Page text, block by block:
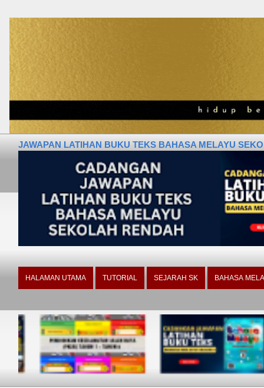
JAWAPAN LATIHAN BUKU TEKS BAHASA MELAYU
HALAMAN UTAMA TUTORIAL SEJARAH SK BAHASA